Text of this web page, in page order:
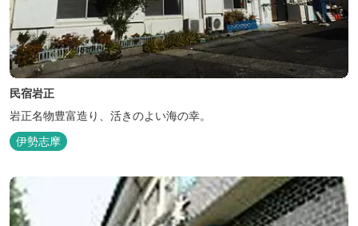
民宿岩正
岩正名物豊富造り、活きのよい海の幸。
伊勢志摩